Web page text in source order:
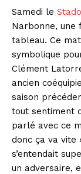
Samedi le
Narbonne, une
tableau. Ce
symbolique
Clément
ancien
saison
tout sentiment
parlé avec ce
donc ça va vite
s’entendait
un adversaire,